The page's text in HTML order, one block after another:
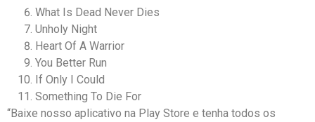
What Is Dead Never Dies
Unholy Night
Heart Of A Warrior
You Better Run
If Only I Could
Something To Die For
“Baixe nosso aplicativo na Play Store e tenha todos os